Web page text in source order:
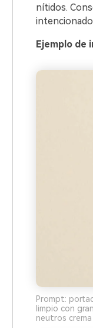
nítidos.
Ejemplo de
Prompt:
limpio con
neutros